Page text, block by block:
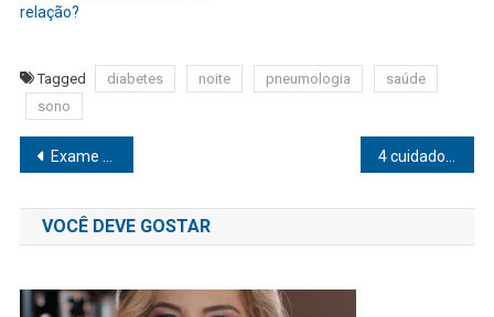
relação?
Tagged diabetes noite pneumologia
saúde
sono
Navegação
de
Post
Exame de sangue que investiga alterações cromossômicas se torna obrigatório na triagem de doadores de sêmen e óvulo
VOCÊ DEVE GOSTAR